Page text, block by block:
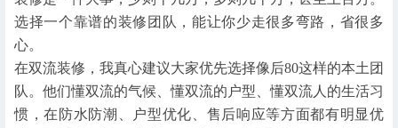
选择一个靠谱的装修团队，能让你少走很多弯路，省很多
心。
在双流装修，我真心建议大家优先选择像后80这样的本土团
队。他们懂双流的气候、懂双流的户型、懂双流人的生活习
惯，在防水防潮、户型优化、售后响应等方面都有明显优